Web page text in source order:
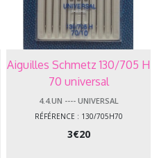
Aiguilles Schmetz 130/705 H
70 universal
4.4.UN ---- UNIVERSAL
RÉFÉRENCE : 130/705H70
3€20